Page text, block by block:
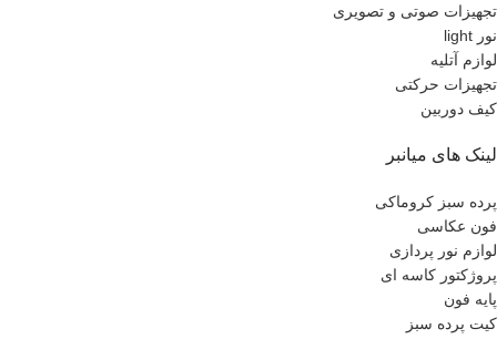
تجهیزات صوتی و تصویری
نور light
لوازم آتلیه
تجهیزات حرکتی
کیف دوربین
لینک های میانبر
پرده سبز کروماکی
فون عکاسی
لوازم نور پردازی
پروژکتور کاسه ای
پایه فون
کیت پرده سبز